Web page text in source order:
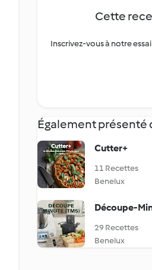
Cette
Inscrivez-vous à notre
Également présenté
Cutter+
11 Recettes
Benelux
Découpe-
29 Recettes
Benelux